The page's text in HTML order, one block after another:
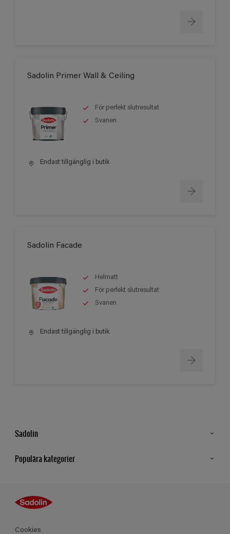
Sadolin Primer Wall & Ceiling
För perfekt slutresultat
Svanen
Endast tillgänglig i butik
Sadolin Facade
Helmatt
För perfekt slutresultat
Svanen
Endast tillgänglig i butik
Sadolin
Populära kategorier
Guides
Kulörer
Produkter
Cookies